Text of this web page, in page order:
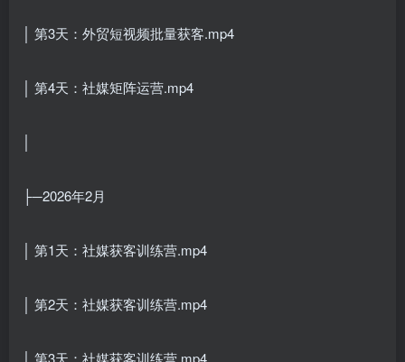
│ 第3天：外贸短视频批量获客.mp4
│ 第4天：社媒矩阵运营.mp4
├─2026年2月
│ 第1天：社媒获客训练营.mp4
│ 第2天：社媒获客训练营.mp4
│ 第3天：社媒获客训练营.mp4